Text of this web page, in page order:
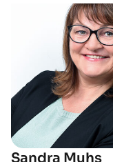
Sandra Muhs